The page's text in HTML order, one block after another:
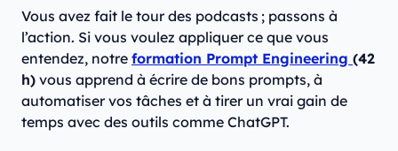
Vous avez fait le tour des podcasts ; passons à
l’action. Si vous voulez appliquer ce que vous
entendez, notre formation Prompt Engineering (42
h) vous apprend à écrire de bons prompts, à
automatiser vos tâches et à tirer un vrai gain de
temps avec des outils comme ChatGPT.